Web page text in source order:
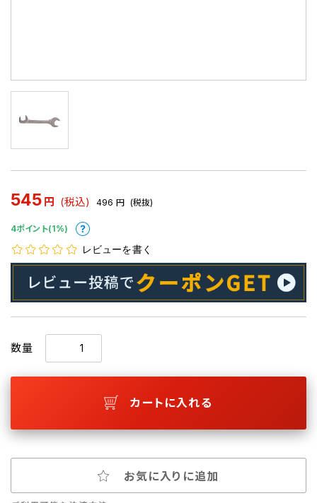
545 円 (税込) 496 円 (税抜)
4ポイント(1%)
レビューを書く
数量
カートに入れる
お気に入りに追加